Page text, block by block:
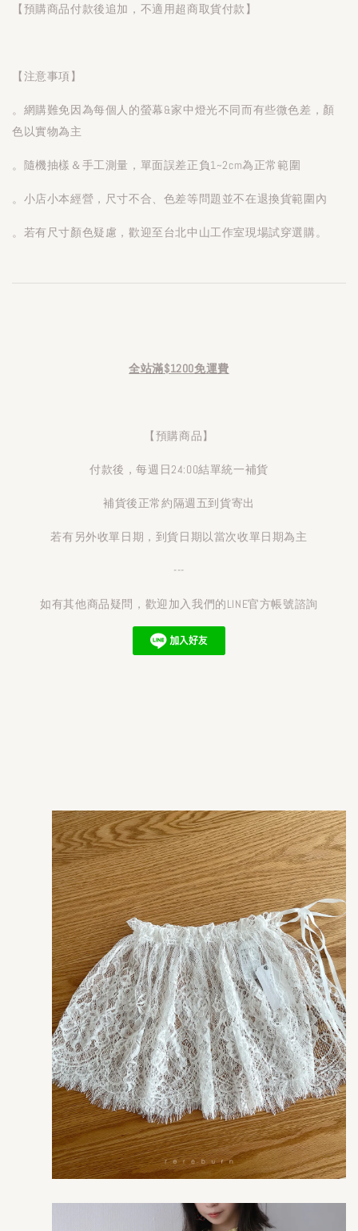
【預購商品付款後追加，不適用超商取貨付款】
【注意事項】
。網購難免因為每個人的螢幕&家中燈光不同而有些微色差，顏
色以實物為主
。隨機抽樣＆手工測量，單面誤差正負1~2cm為正常範圍
。小店小本經營，尺寸不合、色差等問題並不在退換貨範圍內
。若有尺寸顏色疑慮，歡迎至台北中山工作室現場試穿選購。
全站滿$1200免運費
【預購商品】
付款後，每週日24:00結單統一補貨
補貨後正常約隔週五到貨寄出
若有另外收單日期，到貨日期以當次收單日期為主
---
如有其他商品疑問，歡迎加入我們的LINE官方帳號諮詢